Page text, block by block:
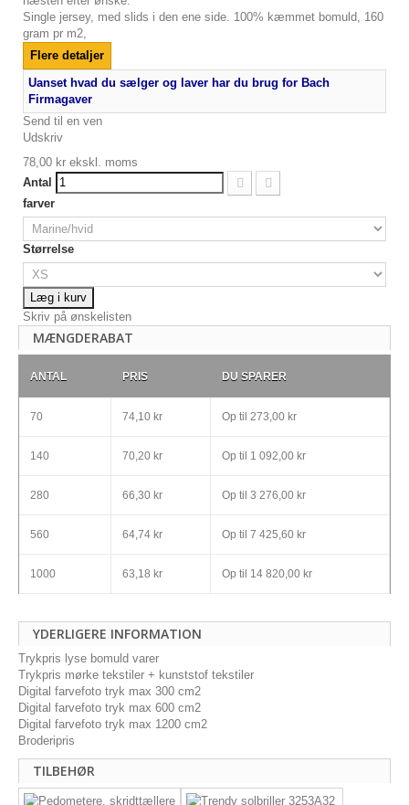
Single jersey, med slids i den ene side. 100% kæmmet bomuld, 160
gram pr m2,
Flere detaljer
Uanset hvad du sælger og laver har du brug for Bach
Firmagaver
Send til en ven
Udskriv
78,00 kr ekskl. moms
Antal
farver
Størrelse
Læg i kurv
Skriv på ønskelisten
MÆNGDERABAT
ANTAL PRIS DU SPARER
70 74,10 kr Op til 273,00 kr
140 70,20 kr Op til 1 092,00 kr
280 66,30 kr Op til 3 276,00 kr
560 64,74 kr Op til 7 425,60 kr
1000 63,18 kr Op til 14 820,00 kr
YDERLIGERE INFORMATION
Trykpris lyse bomuld varer
Trykpris mørke tekstiler + kunststof tekstiler
Digital farvefoto tryk max 300 cm2
Digital farvefoto tryk max 600 cm2
Digital farvefoto tryk max 1200 cm2
Broderipris
TILBEHØR